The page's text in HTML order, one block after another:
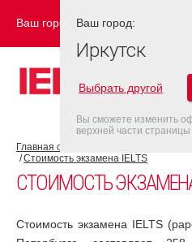
Ваш город: ИРКУТСК
Главная страница
Стоимость экзамена IELTS
СТОИМОСТЬ ЭКЗАМЕНА
Стоимость экзамена IELTS
Ваш город:
Иркутск
Выбрать другой
Вы сможете изменить
верхней части страницы